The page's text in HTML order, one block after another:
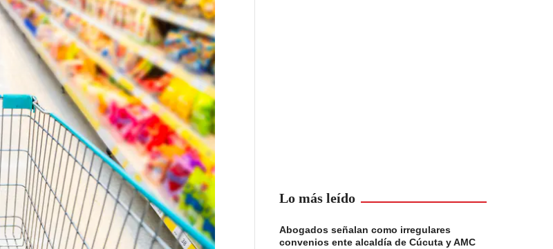
Lo más leído
Abogados señalan como irregulares
convenios ente alcaldía de Cúcuta y AMC